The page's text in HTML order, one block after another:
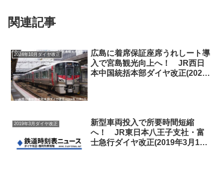
関連記事
2024年10月ダイヤ改正
広島に着席保証座席うれしート導
入で宮島観光向上へ！ JR西日
本中国統括本部ダイヤ改正(2024
2019年3月ダイヤ改正
新型車両投入で所要時間短縮
へ！ JR東日本八王子支社・富
士急行ダイヤ改正(2019年3月16